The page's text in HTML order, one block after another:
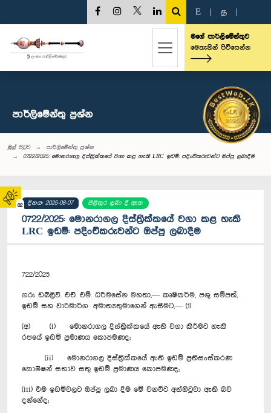
02
E த
මගේ පාර්ලිමේන්තුව
මෙතැනින් පිවිසෙන්න
පාර්ලි‌මේන්තු‌ ප්‍රශ්න
මුල් පිටුව
පාර්ලි‌මේන්තු‌ ප්‍රශ්න
0722/2025: මොනරාගල දිස්ත්‍රික්කයේ වගා කළ හැකි LRC ඉඩම්: පදිංචිකරුවන්ට ඔප්පු ලබාදීම
දිනය: 2025-08-07 පිළිතුර ලබා දී ඇත
0722/2025: මොනරාගල දිස්ත්‍රික්කයේ වගා කළ හැකි
LRC ඉඩම්: පදිංචිකරුවන්ට ඔප්පු ලබාදීම
722/2025
ගරු ඩබ්ලිව්. එච්. එම්. ධර්මසේන මහතා,— කෘෂිකර්ම, පශු සම්පත්,
ඉඩම් සහ වාරිමාර්ග අමාත්‍යතුමාගෙන් ඇසීමට,— (1)
(අ) (i) මොනරාගල දිස්ත්‍රික්කයේ ඇති වගා කිරීමට හැකි
රජයේ ඉඩම් ප්‍රමාණය කොපමණද;
(ii) මොනරාගල දිස්ත්‍රික්කයේ ඇති ඉඩම් ප්‍රතිසංස්කරණ
කොමිෂන් සභාව සතු ඉඩම් ප්‍රමාණය කොපමණද;
(iii) එම ඉඩම්වලට ඔප්පු ලබා දීම මේ වනවිට අත්හිටුවා ඇති බව
දන්නේද;